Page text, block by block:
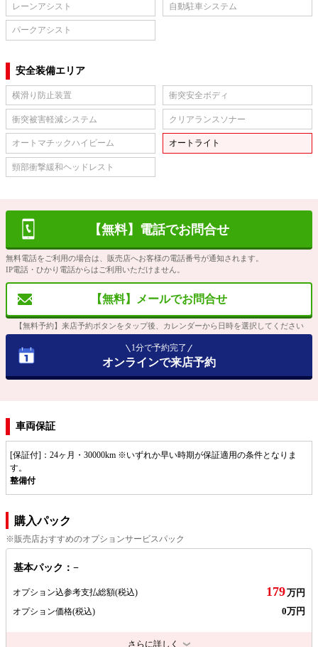
レーンアシスト 自動駐車システム
パークアシスト
安全装備エリア
横滑り防止装置 衝突安全ボディ
衝突被害軽減システム クリアランスソナー
オートマチックハイビーム オートライト
頸部衝撃緩和ヘッドレスト
【無料】電話でお問合せ
無料電話をご利用の場合は、販売店へお客様の電話番号が通知されます。
IP電話・ひかり電話からはご利用いただけません。
【無料】メールでお問合せ
【無料予約】来店予約ボタンをタップ後、カレンダーから日時を選択してください
1分で予約完了
オンラインで来店予約
車両保証
[保証付]：24ヶ月・30000km ※いずれか早い時期が保証適用の条件となりま
す。
整備付
購入パック
※販売店おすすめのオプションサービスパック
基本パック：−
オプション込参考支払総額(税込) 179万円
オプション価格(税込) 0万円
さらに詳しく